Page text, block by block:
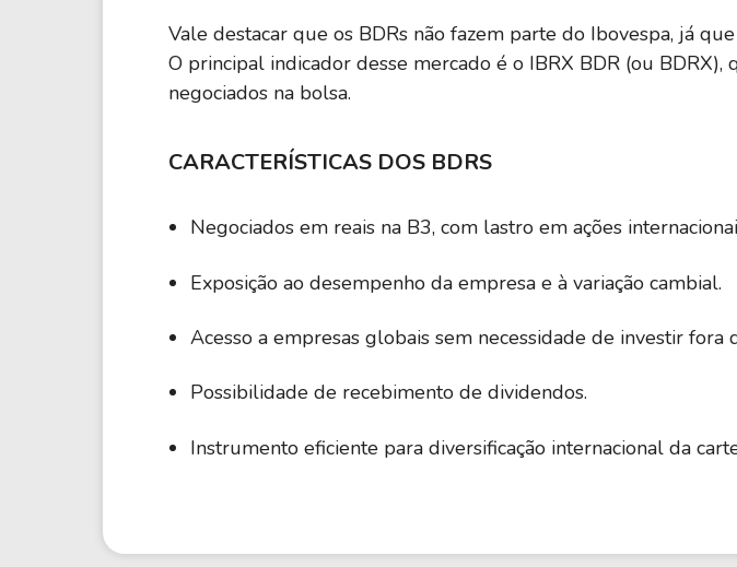
Vale destacar que os BDRs não fazem parte do Ibovespa, já
O principal indicador desse mercado é o IBRX BDR (ou
negociados na bolsa.
CARACTERÍSTICAS DOS BDRS
Negociados em reais na B3, com lastro em ações
Exposição ao desempenho da empresa e à variação cambial.
Acesso a empresas globais sem necessidade de investir fora
Possibilidade de recebimento de dividendos.
Instrumento eficiente para diversificação internacional da